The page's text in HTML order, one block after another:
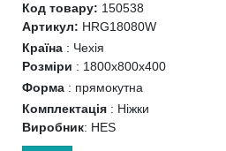
Код товару: 150538
Артикул: HRG18080W
Країна : Чехія
Розміри : 1800x800x400
Форма : прямокутна
Комплектація : Ніжки
Виробник: HES